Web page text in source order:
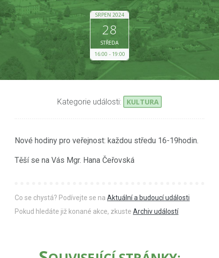
SRPEN 2024
28
STŘEDA
16:00
19:00
Kategorie události: KULTURA
Nové hodiny pro veřejnost: každou středu 16-19hodin.
Těší se na Vás Mgr. Hana Čeřovská
Co se chystá? Podívejte se na Aktuální a budoucí události
Pokud hledáte již konané akce, zkuste Archiv událostí